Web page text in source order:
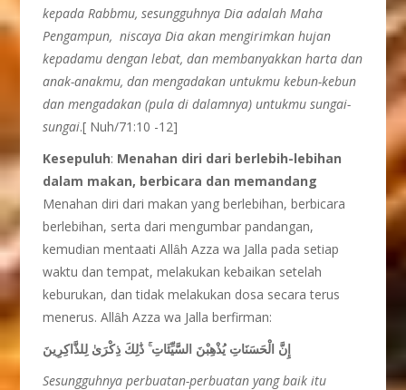
kepada Rabbmu, sesungguhnya Dia adalah Maha
Pengampun, niscaya Dia akan mengirimkan hujan
kepadamu dengan lebat, dan membanyakkan harta dan
anak-anakmu, dan mengadakan untukmu kebun-kebun
dan mengadakan (pula di dalamnya) untukmu sungai-
sungai.[ Nuh/71:10 -12]
Kesepuluh: Menahan diri dari berlebih-lebihan
dalam makan, berbicara dan memandang
Menahan diri dari makan yang berlebihan, berbicara
berlebihan, serta dari mengumbar pandangan,
kemudian mentaati Allȃh Azza wa Jalla pada setiap
waktu dan tempat, melakukan kebaikan setelah
keburukan, dan tidak melakukan dosa secara terus
menerus. Allȃh Azza wa Jalla berfirman:
إِنَّ الْحَسَنَاتِ يُذْهِبْنَ السَّيِّئَاتِۚذَٰلِكَ ذِكْرَىٰ لِلذَّاكِرِينَ
Sesungguhnya perbuatan-perbuatan yang baik itu